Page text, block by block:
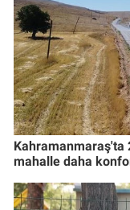
Kahramanmaraş'ta
mahalle daha